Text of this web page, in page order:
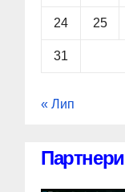
24 25
31
« Лип
Партнери